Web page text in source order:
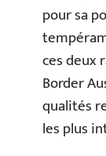
pour sa
ces deux
Border
qualités
les plus